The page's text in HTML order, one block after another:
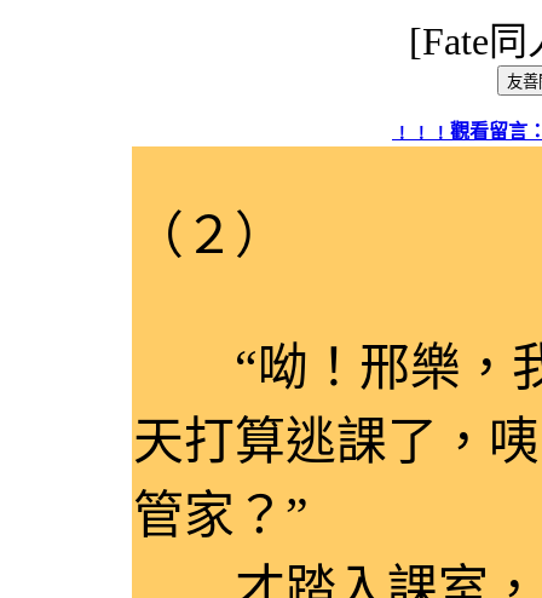
[Fate
﹗﹗﹗觀看留言
（２）
“呦！邢樂，我
天打算逃課了，
管家？”